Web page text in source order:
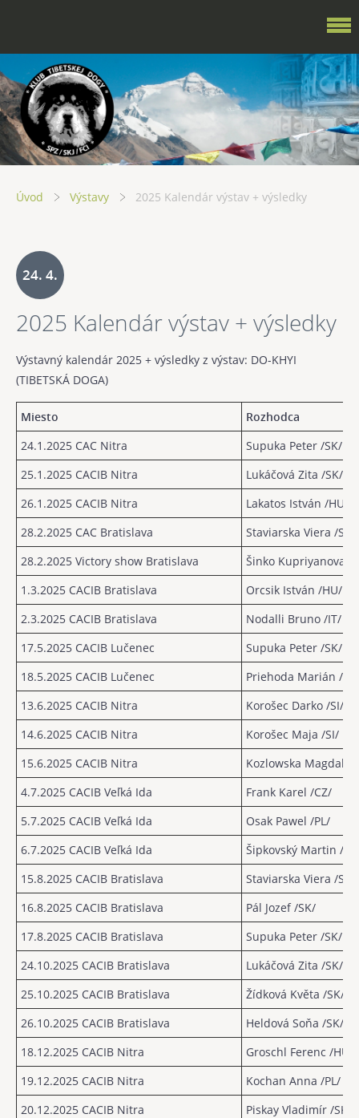
Úvod Výstavy 2025 Kalendár výstav + výsledky
24. 4.
2025
2025 Kalendár výstav + výsledky
Výstavný kalendár 2025 + výsledky z výstav: DO-KHYI
(TIBETSKÁ DOGA)
Miesto
Rozhodca
24.1.2025 CAC Nitra
Supuka Peter /SK/
25.1.2025 CACIB Nitra
Lukáčová Zita /SK/
26.1.2025 CACIB Nitra
Lakatos István /HU/
28.2.2025 CAC Bratislava
Staviarska Viera /SK/
28.2.2025 Victory show Bratislava
Šinko Kupriyanova
1.3.2025 CACIB Bratislava
Orcsik István /HU/
2.3.2025 CACIB Bratislava
Nodalli Bruno /IT/
17.5.2025 CACIB Lučenec
Supuka Peter /SK/
18.5.2025 CACIB Lučenec
Priehoda Marián /
13.6.2025 CACIB Nitra
Korošec Darko /SI/
14.6.2025 CACIB Nitra
Korošec Maja /SI/
15.6.2025 CACIB Nitra
Kozlowska
4.7.2025 CACIB Veľká Ida
Frank Karel /CZ/
5.7.2025 CACIB Veľká Ida
Osak Pawel /PL/
6.7.2025 CACIB Veľká Ida
Šipkovský Martin /
15.8.2025 CACIB Bratislava
Staviarska Viera /SK/
16.8.2025 CACIB Bratislava
Pál Jozef /SK/
17.8.2025 CACIB Bratislava
Supuka Peter /SK/
24.10.2025 CACIB Bratislava
Lukáčová Zita /SK/
25.10.2025 CACIB Bratislava
Žídková Květa /SK/
26.10.2025 CACIB Bratislava
Heldová Soňa /SK/
18.12.2025 CACIB Nitra
Groschl Ferenc /HU/
19.12.2025 CACIB Nitra
Kochan Anna /PL/
20.12.2025 CACIB Nitra
Piskay Vladimír /SK/